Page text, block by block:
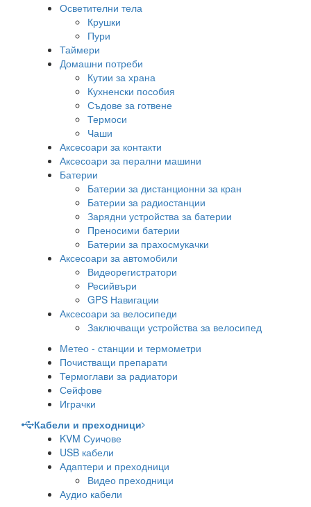
Осветителни тела
Крушки
Пури
Таймери
Домашни потреби
Кутии за храна
Кухненски пособия
Съдове за готвене
Термоси
Чаши
Аксесоари за контакти
Аксесоари за перални машини
Батерии
Батерии за дистанционни за кран
Батерии за радиостанции
Зарядни устройства за батерии
Преносими батерии
Батерии за прахосмукачки
Аксесоари за автомобили
Видеорегистратори
Ресийвъри
GPS Навигации
Аксесоари за велосипеди
Заключващи устройства за велосипед
Метео - станции и термометри
Почистващи препарати
Термоглави за радиатори
Сейфове
Играчки
Кабели и преходници
KVM Суичове
USB кабели
Адаптери и преходници
Видео преходници
Аудио кабели